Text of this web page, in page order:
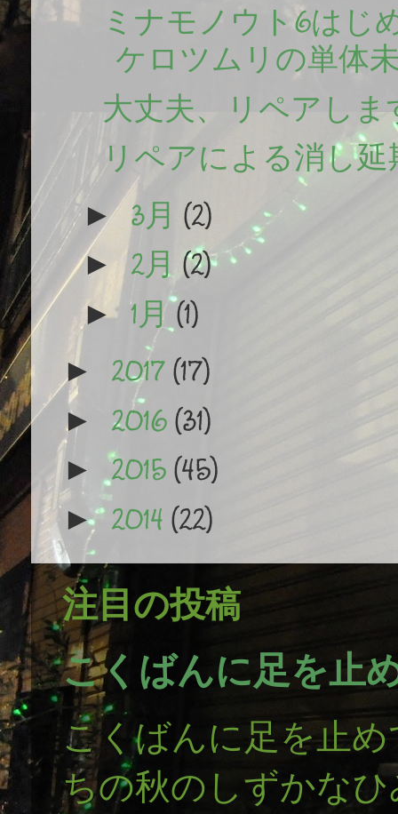
ミナモノウト6はじ
ケロツムリの単体
大丈夫、リペアしま
リペアによる消し
► 3月 (2)
►2月 (2)
► 1月(1)
► 2017(17)
► 2016(31)
►2015(45)
► 2014 (22)
注目の投稿
こくばんに足を止
こくばんに足を止
ちの秋のしずかな